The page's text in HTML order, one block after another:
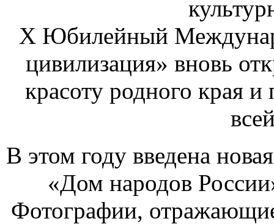
X Юбилейный
цивилизация» вновь
красоту родного края и
В этом году введена
«Дом народов
Фотографии,